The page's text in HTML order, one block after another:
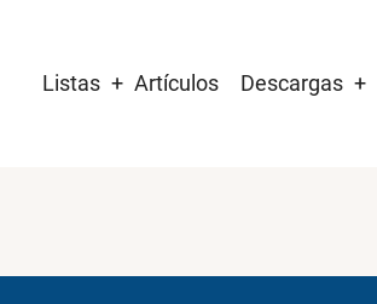
navigation
Listas Artículos Descargas